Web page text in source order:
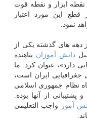
نقطه ابزار و نقطه قوت
این مورد اعتبار
نمود.
دهه های گذشته یكی از
دانش آموزان پناهنده
دارد»، عنوان كرد: ما
جغرافیایی ایران است،
نظام جمهوری اسلامی
پشتیبانی از آنها بوده.
آموز
واجب التعلیمی